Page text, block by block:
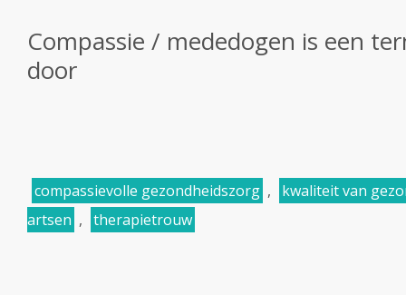
Compassie / mededogen is een
door
compassievolle gezondheidszorg ,
kwaliteit van
artsen , therapietrouw